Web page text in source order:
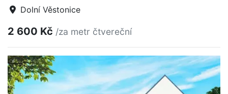
Dolní Věstonice
2 600 Kč /za metr čtvereční